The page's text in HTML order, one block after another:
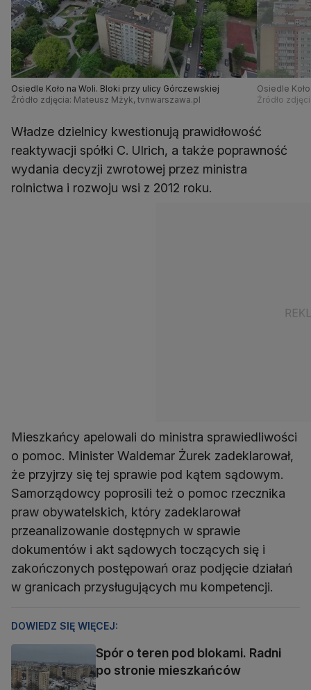
Osiedle Koło na Woli. Bloki przy ulicy Górczewskiej
Źródło zdjęcia: Mateusz Mżyk, tvnwarszawa.pl
Osiedle
Źródło
Władze dzielnicy kwestionują prawidłowość
reaktywacji spółki C. Ulrich, a także poprawność
wydania decyzji zwrotowej przez ministra
rolnictwa i rozwoju wsi z 2012 roku.
Mieszkańcy apelowali do ministra sprawiedliwości
o pomoc. Minister Waldemar Żurek zadeklarował,
że przyjrzy się tej sprawie pod kątem sądowym.
Samorządowcy poprosili też o pomoc rzecznika
praw obywatelskich, który zadeklarował
przeanalizowanie dostępnych w sprawie
dokumentów i akt sądowych toczących się i
zakończonych postępowań oraz podjęcie działań
w granicach przysługujących mu kompetencji.
DOWIEDZ SIĘ WIĘCEJ:
Spór o teren pod blokami. Radni
po stronie mieszkańców